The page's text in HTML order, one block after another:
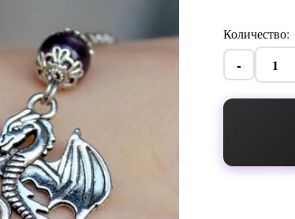
Количество:
-